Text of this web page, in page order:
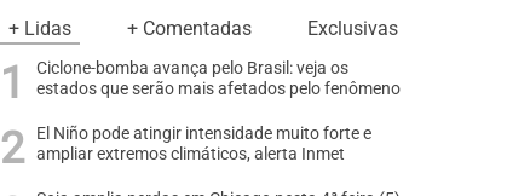
+ Lidas + Comentadas Exclusivas
Ciclone-bomba avança pelo Brasil: veja os
estados que serão mais afetados pelo fenômeno
El Niño pode atingir intensidade muito forte e
ampliar extremos climáticos, alerta Inmet